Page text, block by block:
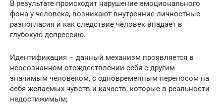
В результате происходит нарушение эмоционального
фона у человека, возникают внутренние личностные
разногласия и как следствие человек впадает в
глубокую депрессию.
Идентификация – данный механизм проявляется в
неосознанном отождествлении себя с другим
значимым человеком, с одновременным переносом на
себя желаемых чувств и качеств, которые в реальности
недостижимым;